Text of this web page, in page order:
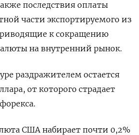
последствия оплаты
части экспортируемого из
к сокращению
на внутренний рынок.
раздражителем остается
от которого страдает
США набирает почти 0,2%